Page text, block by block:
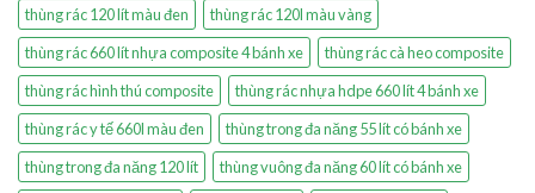
thùng rác 120 lít màu đen
thùng rác 120l màu vàng
thùng rác 660 lít nhựa composite 4 bánh xe
thùng rác cà heo composite
thùng rác hình thú composite
thùng rác nhựa hdpe 660 lít 4 bánh xe
thùng rác y tế 660l màu đen
thùng trong đa năng 55 lít có bánh xe
thùng trong đa năng 120 lít
thùng vuông đa năng 60 lít có bánh xe